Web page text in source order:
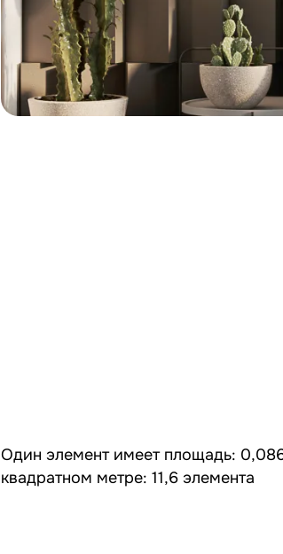
Один элемент имеет площадь:
квадратном метре: 11,6 элемента